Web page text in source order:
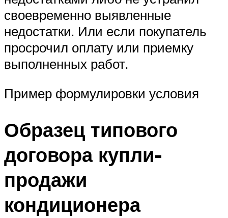
своевременно выявленные
недостатки. Или если покупатель
просрочил оплату или приемку
выполненных работ.
Пример формулировки условия
Образец типового
договора купли-
продажи
кондиционера